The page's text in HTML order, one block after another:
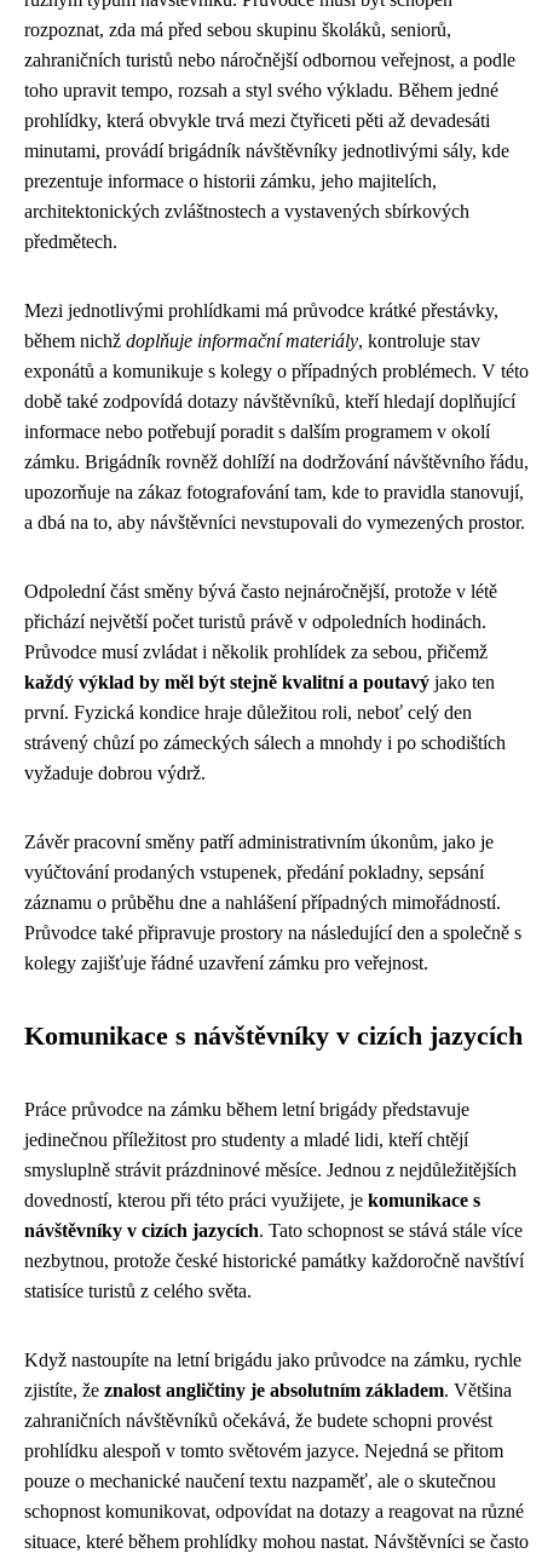
rozpoznat, zda má před sebou skupinu školáků, seniorů,
zahraničních turistů nebo náročnější odbornou veřejnost, a podle
toho upravit tempo, rozsah a styl svého výkladu. Během jedné
prohlídky, která obvykle trvá mezi čtyřiceti pěti až devadesáti
minutami, provádí brigádník návštěvníky jednotlivými sály, kde
prezentuje informace o historii zámku, jeho majitelích,
architektonických zvláštnostech a vystavených sbírkových
předmětech.
Mezi jednotlivými prohlídkami má průvodce krátké přestávky,
během nichž doplňuje informační materiály, kontroluje stav
exponátů a komunikuje s kolegy o případných problémech. V této
době také zodpovídá dotazy návštěvníků, kteří hledají doplňující
informace nebo potřebují poradit s dalším programem v okolí
zámku. Brigádník rovněž dohlíží na dodržování návštěvního řádu,
upozorňuje na zákaz fotografování tam, kde to pravidla stanovují,
a dbá na to, aby návštěvníci nevstupovali do vymezených prostor.
Odpolední část směny bývá často nejnáročnější, protože v létě
přichází největší počet turistů právě v odpoledních hodinách.
Průvodce musí zvládat i několik prohlídek za sebou, přičemž
každý výklad by měl být stejně kvalitní a poutavý jako ten
první. Fyzická kondice hraje důležitou roli, neboť celý den
strávený chůzí po zámeckých sálech a mnohdy i po schodištích
vyžaduje dobrou výdrž.
Závěr pracovní směny patří administrativním úkonům, jako je
vyúčtování prodaných vstupenek, předání pokladny, sepsání
záznamu o průběhu dne a nahlášení případných mimořádností.
Průvodce také připravuje prostory na následující den a společně s
kolegy zajišťuje řádné uzavření zámku pro veřejnost.
Komunikace s návštěvníky v cizích jazycích
Práce průvodce na zámku během letní brigády představuje
jedinečnou příležitost pro studenty a mladé lidi, kteří chtějí
smysluplně strávit prázdninové měsíce. Jednou z nejdůležitějších
dovedností, kterou při této práci využijete, je komunikace s
návštěvníky v cizích jazycích. Tato schopnost se stává stále více
nezbytnou, protože české historické památky každoročně navštíví
statisíce turistů z celého světa.
Když nastoupíte na letní brigádu jako průvodce na zámku, rychle
zjistíte, že znalost angličtiny je absolutním základem. Většina
zahraničních návštěvníků očekává, že budete schopni provést
prohlídku alespoň v tomto světovém jazyce. Nejedná se přitom
pouze o mechanické naučení textu nazpaměť, ale o skutečnou
schopnost komunikovat, odpovídat na dotazy a reagovat na různé
situace, které během prohlídky mohou nastat. Návštěvníci se často